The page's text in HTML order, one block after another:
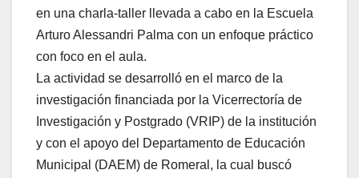
en una charla-taller llevada a cabo en la Escuela
Arturo Alessandri Palma con un enfoque práctico
con foco en el aula.
La actividad se desarrolló en el marco de la
investigación financiada por la Vicerrectoría de
Investigación y Postgrado (VRIP) de la institución
y con el apoyo del Departamento de Educación
Municipal (DAEM) de Romeral, la cual buscó